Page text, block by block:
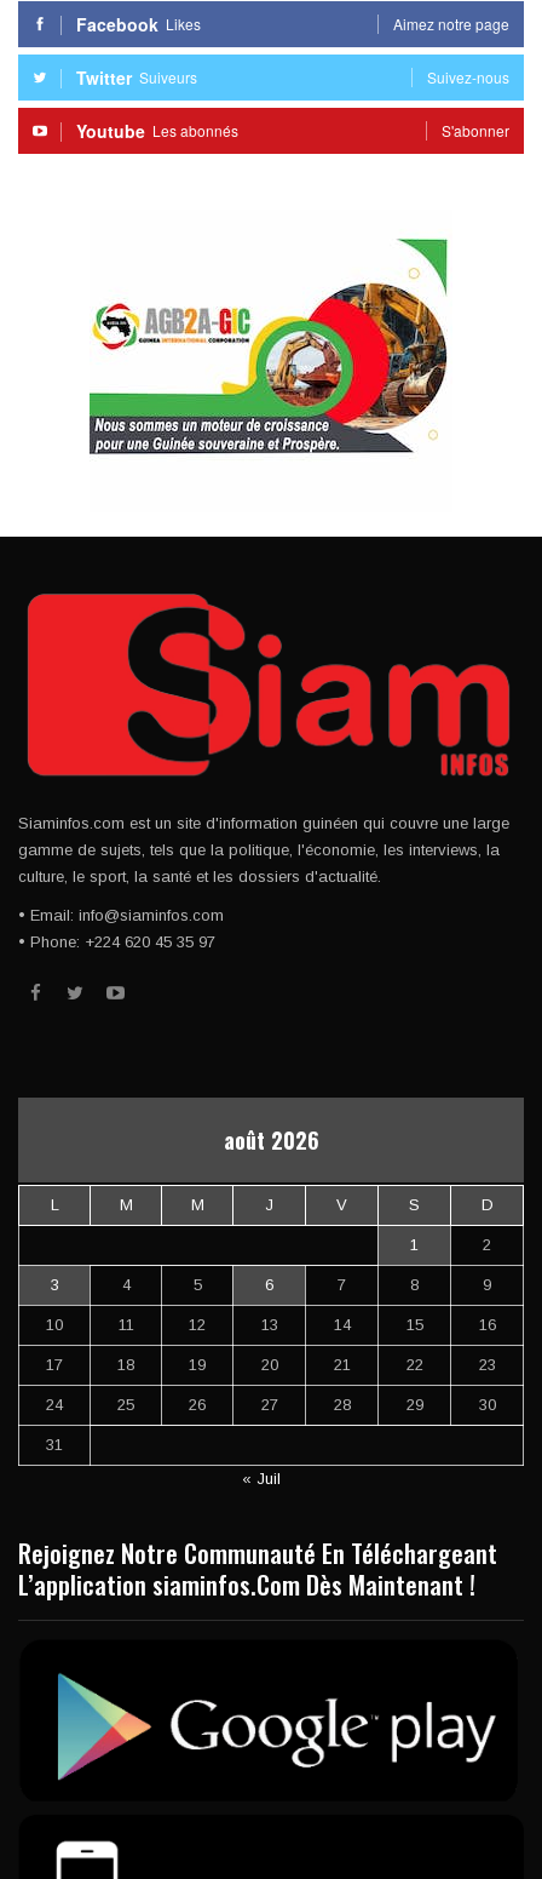
Facebook Likes Aimez notre page
Twitter Suiveurs Suivez-nous
Youtube Les abonnés S'abonner
Siaminfos.com est un site d'information guinéen qui couvre une large
gamme de sujets, tels que la politique, l'économie, les interviews, la
culture, le sport, la santé et les dossiers d'actualité.
• Email: info@siaminfos.com
• Phone: +224 620 45 35 97
août 2026
L M M J V S D
1 2
3 4 5 6 7 8 9
10 11 12 13 14 15 16
17 18 19 20 21 22 23
24 25 26 27 28 29 30
31
« Juil
Rejoignez Notre Communauté En Téléchargeant
L’application siaminfos.Com Dès Maintenant !